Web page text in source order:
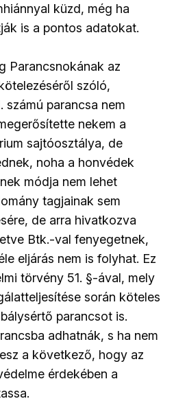
küzd, még ha
is a pontos adatokat.
Parancsnokának az
szóló,
parancsa nem
nekem a
sajtóosztálya, de
noha a honvédek
módja nem lehet
tagjainak sem
de arra hivatkozva
Btk.-val fenyegetnek,
eljárás nem is folyhat. Ez
törvény 51. §-ával, mely
során köteles
parancsot is.
adhatnák, s ha nem
a következő, hogy az
érdekében a